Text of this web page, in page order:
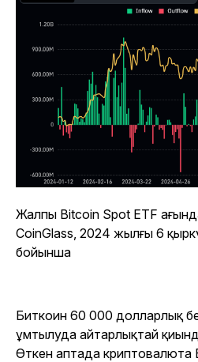
Жалпы Bitcoin Spot ETF
CoinGlass, 2024 жылғы 6
бойынша
Биткоин 60 000 долларлық
ұмтылуда айтарлықтай
Өткен аптада криптовалюта